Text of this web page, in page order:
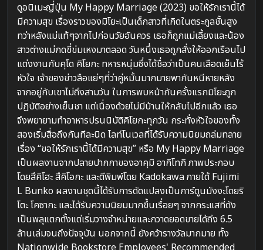
ดูอนิเมะญี่ปุ่น My Happy Marriage (2023) ขอให้รักเรานี้ได้
มีความสุข เรื่องราวของมิโยะเป็นเด็กสาวที่เกิดในตระกูลชั้นสูง
ทว่าหลังแม่แท้ๆจากไปก่อนวัยอันควร เธอก็ถูกแม่เลี้ยงและน้อง
สาวต่างแม่กดขี่ข่มเหงมาตลอด วันหนึ่งเธอถูกสั่งให้ออกเรือนไป
แต่งงานกับคุโด คิโยกะ ทหารหนุ่มซึ่งได้ชื่อว่าเป็นคนเลือดเย็นไร้
หัวใจ เจ้าของข่าวลือแย่ๆที่ว่าคู่หมั้นมากมายพากันหนีหายหลัง
จากอยู่กับเขาไม่ถึงสามวัน ในการพบหน้ากันครั้งแรกมิโยะถูก
ปฏิบัติอย่างเย็นชา แต่เนื่องด้วยไม่มีบ้านให้กลับไปอีกแล้ว เธอ
จึงพยายามทำอาหารปรนนิบัติคิโยกะทุกวัน กระทั่งหัวใจของทั้ง
สองเริ่มสื่อถึงกันทีละนิด ไลท์โนเวลที่ได้รับความนิยมถล่มทลาย
เรื่อง “ขอให้รักเรานี้ได้มีความสุข” หรือ My Happy Marriage
เป็นผลงานจากปลายปากกาของอาคุมิ อากิโทกิ ภาพประกอบ
โดยสึคิโฮะ สึคิโอกะ และตีพิมพ์โดย Kadokawa ภายใต้ Fujimi
L Bunko ผลงานชุดนี้ได้รับการดัดแปลงเป็นการ์ตูนมังงะโดยริ
โตะ โคซากะ และได้รับความนิยมมากขึ้นเรื่อยๆ จากกระแสที่ดัง
เป็นพลุแตกตั้งแต่เริ่มวางจำหน่ายและกวาดยอดขายได้ถึง 6.5
ล้านเล่มจนถึงปัจจุบัน นอกจากนี้ ยังคว้ารางวัลมากมาย ทั้ง